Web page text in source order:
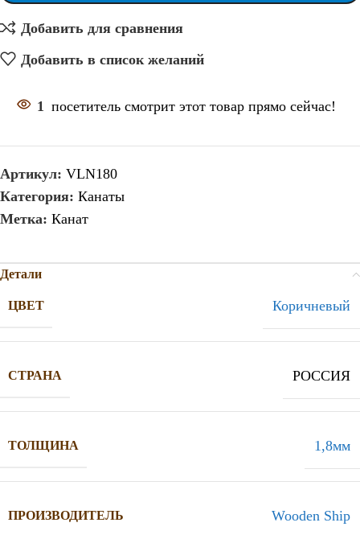
Добавить для сравнения
Добавить в список желаний
1 посетитель смотрит этот товар прямо сейчас!
Артикул: VLN180
Категория: Канаты
Метка: Канат
Детали
ЦВЕТ Коричневый
СТРАНА РОССИЯ
ТОЛЩИНА 1,8мм
ПРОИЗВОДИТЕЛЬ Wooden Ship